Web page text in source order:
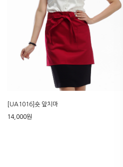
[UA1016]숏 앞치마
14,000원